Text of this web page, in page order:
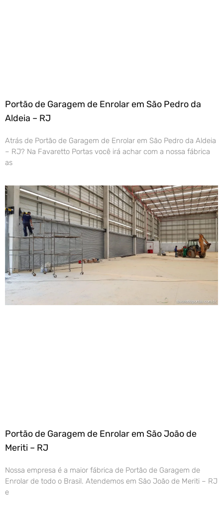
Portão de Garagem de Enrolar em São Pedro da
Aldeia – RJ
Atrás de Portão de Garagem de Enrolar em São Pedro da Aldeia
– RJ? Na Favaretto Portas você irá achar com a nossa fábrica
as
Portão de Garagem de Enrolar em São João de
Meriti – RJ
Nossa empresa é a maior fábrica de Portão de Garagem de
Enrolar de todo o Brasil. Atendemos em São João de Meriti – RJ
e